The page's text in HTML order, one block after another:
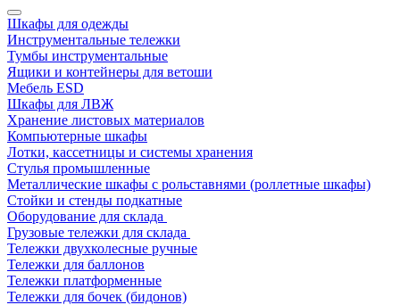
Шкафы для одежды
Инструментальные тележки
Тумбы инструментальные
Ящики и контейнеры для ветоши
Мебель ESD
Шкафы для ЛВЖ
Хранение листовых материалов
Компьютерные шкафы
Лотки, кассетницы и системы хранения
Стулья промышленные
Металлические шкафы с рольставнями (роллетные шкафы)
Стойки и стенды подкатные
Оборудование для склада
Грузовые тележки для склада
Тележки двухколесные ручные
Тележки для баллонов
Тележки платформенные
Тележки для бочек (бидонов)